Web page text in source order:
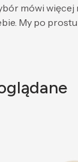
mówi więcej
My po